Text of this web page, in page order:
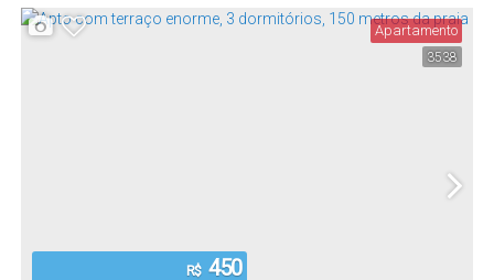
3538
Apartamento
R$ 450